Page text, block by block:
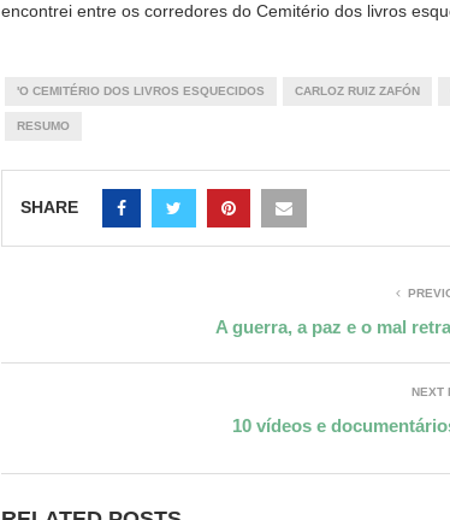
encontrei entre os corredores do Cemitério dos livros
'O CEMITÉRIO DOS LIVROS ESQUECIDOS CARLOZ RUIZ ZAFÓN
RESUMO
SHARE
A guerra, a paz e o mal
NEXT
10 vídeos e